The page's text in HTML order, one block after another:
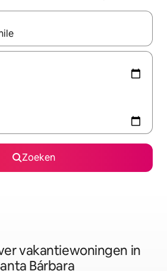
beschikbaar zijn, maak je een keuze
Zoeken
vakantiewoningen in
Bárbara